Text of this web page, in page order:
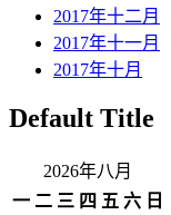
2017年十二月
2017年十一月
2017年十月
Default Title
2026年八月
一 二 三 四 五 六 日